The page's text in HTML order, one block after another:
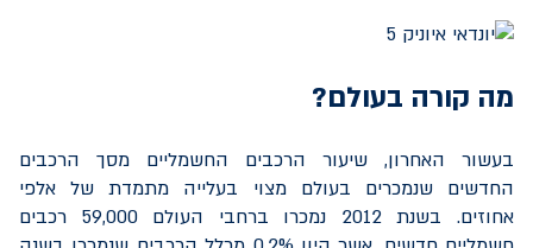
מה קורה בעולם?
בעשור האחרון, שיעור הרכבים החשמליים מסך הרכבים
החדשים שנמכרים בעולם מצוי בעלייה מתמדת של אלפי
אחוזים. בשנת 2012 נמכרו ברחבי העולם 59,000 רכבים